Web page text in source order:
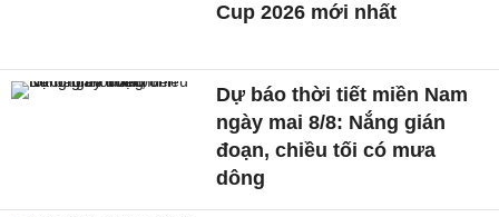
Cup 2026 mới nhất
Dự báo thời tiết miền Nam
ngày mai 8/8: Nắng gián
đoạn, chiều tối có mưa
dông